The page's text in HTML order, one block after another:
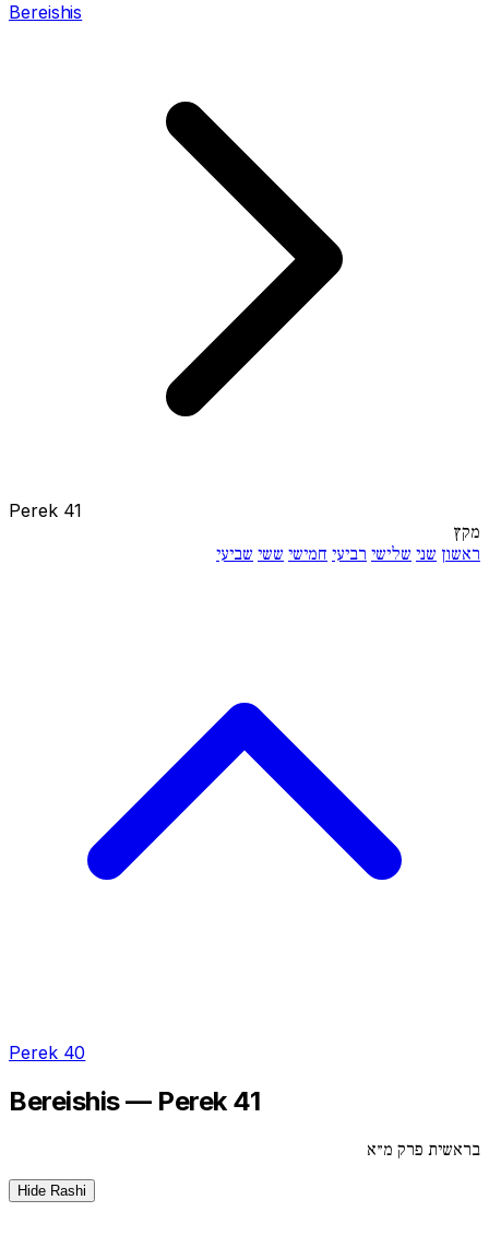
Bereishis
Perek 41
מקץ
ראשון שני שלישי רביעי חמישי ששי שביעי
Perek 40
Bereishis — Perek 41
בראשית פרק מ״א
Hide Rashi